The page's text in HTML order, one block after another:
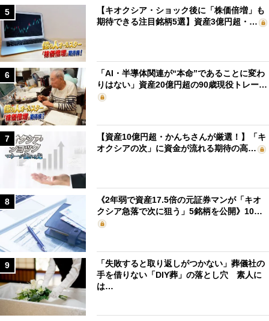
5
【キオクシア・ショック後に「株価倍増」も
期待できる注目銘柄5選】資産3億円超・…
6
「AI・半導体関連が“本命”であることに変わ
りはない」資産20億円超の90歳現役トレー…
7
【資産10億円超・かんちさんが厳選！】「キ
オクシアの次」に資金が流れる期待の高…
8
《2年弱で資産17.5倍の元証券マンが「キオ
クシア急落で次に狙う」5銘柄を公開》10…
9
「失敗すると取り返しがつかない」葬儀社の
手を借りない「DIY葬」の落とし穴 素人に
は…